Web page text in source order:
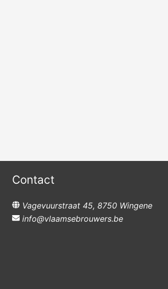
Contact
Vagevuurstraat 45, 8750 Wingene
info@vlaamsebrouwers.be